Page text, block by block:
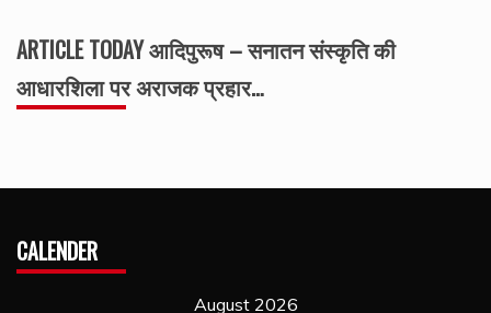
ARTICLE TODAY आदिपुरूष – सनातन संस्कृति की
आधारशिला पर अराजक प्रहार…
CALENDER
August 2026